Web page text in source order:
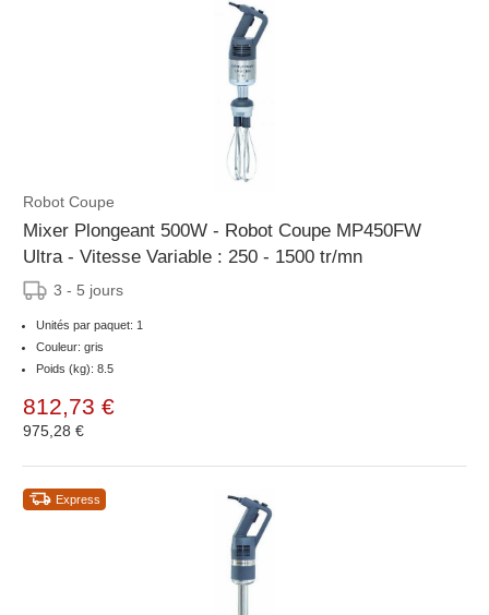
Robot Coupe
Mixer Plongeant 500W - Robot Coupe MP450FW
Ultra - Vitesse Variable : 250 - 1500 tr/mn
3 - 5 jours
Unités par paquet: 1
Couleur: gris
Poids (kg): 8.5
812,73 €
975,28 €
Express